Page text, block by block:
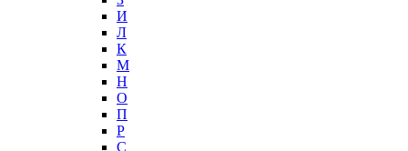
И
Л
К
М
Н
О
П
Р
С